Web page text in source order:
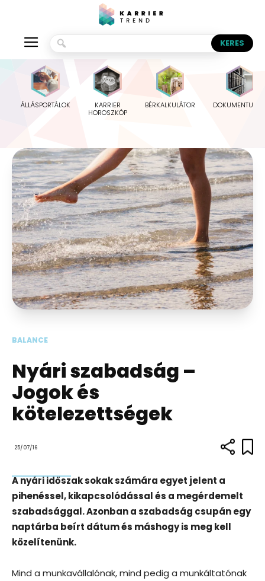
ÁLLÁSPORTÁLOK
KARRIER
HOROSZKÓP
BÉRKALKULÁTOR
BALANCE
Nyári szabadság –
Jogok és
kötelezettségek
25/07/16
A nyári időszak sokak számára egyet jelent a
pihenéssel, kikapcsolódással és a megérdemelt
szabadsággal. Azonban a szabadság csupán egy
naptárba beírt dátum és máshogy is meg kell
közelítenünk.
Mind a munkavállalónak, mind pedig a munkáltatónak